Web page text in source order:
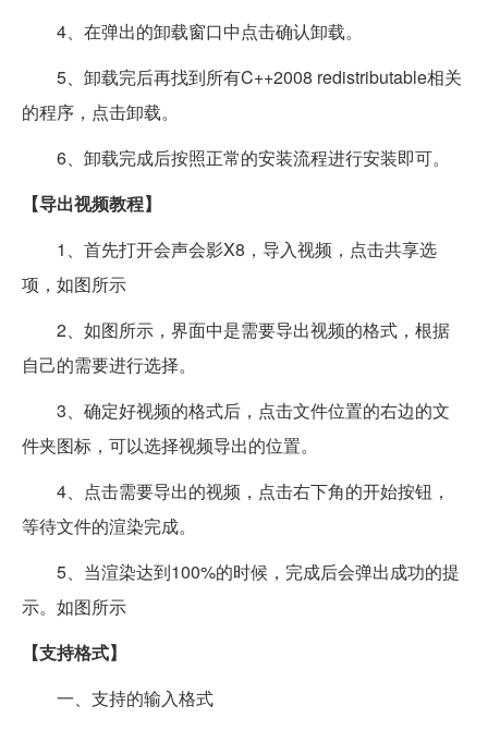
4、在弹出的卸载窗口中点击确认卸载。
5、卸载完后再找到所有C++2008 redistributable相关
的程序，点击卸载。
6、卸载完成后按照正常的安装流程进行安装即可。
【导出视频教程】
1、首先打开会声会影X8，导入视频，点击共享选
项，如图所示
2、如图所示，界面中是需要导出视频的格式，根据
自己的需要进行选择。
3、确定好视频的格式后，点击文件位置的右边的文
件夹图标，可以选择视频导出的位置。
4、点击需要导出的视频，点击右下角的开始按钮，
等待文件的渲染完成。
5、当渲染达到100%的时候，完成后会弹出成功的提
示。如图所示
【支持格式】
一、支持的输入格式